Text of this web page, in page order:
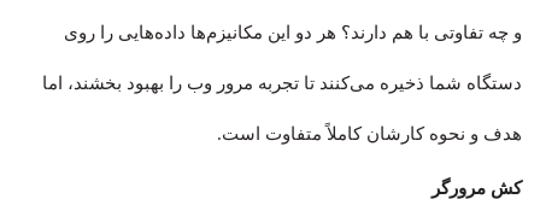
و چه تفاوتی با هم دارند؟ هر دو این مکانیزم‌ها داده‌هایی را روی
دستگاه شما ذخیره می‌کنند تا تجربه مرور وب را بهبود بخشند، اما
هدف و نحوه کارشان کاملاً متفاوت است.
کش مرورگر